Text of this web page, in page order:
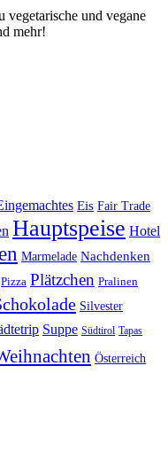
und vegane
mehr!
Eis Fair Trade
Hauptspeise Hotel
Marmelade Nachdenken
Pizza Plätzchen Pralinen
Silvester
Suppe Südtirol Tapas
Österreich